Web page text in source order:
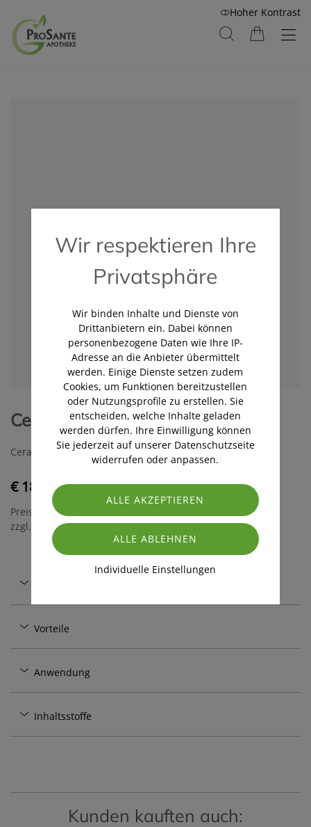
Hoher Kontrast
Ceramol BETA COMPLEX CREME
Ceramol
€ 18,50
Preis inkl. MwSt.
zzgl. Versandkosten
Vorteile
Anwendung
Inhaltsstoffe
Kunden kauften auch:
Wir respektieren Ihre
Privatsphäre
Wir binden Inhalte und Dienste von
Drittanbietern ein. Dabei können
personenbezogene Daten wie Ihre IP-
Adresse an die Anbieter übermittelt
werden. Einige Dienste setzen zudem
Cookies, um Funktionen bereitzustellen
oder Nutzungsprofile zu erstellen. Sie
entscheiden, welche Inhalte geladen
werden dürfen. Ihre Einwilligung können
Sie jederzeit auf unserer Datenschutzseite
widerrufen oder anpassen.
Individuelle Einstellungen